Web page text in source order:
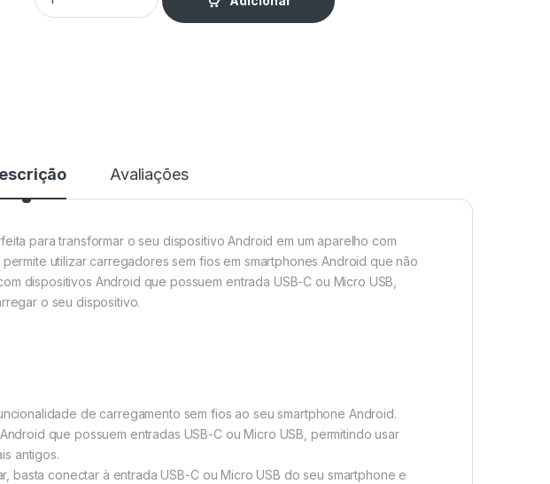
Avaliações
para transformar o seu dispositivo Android em um aparelho com
utilizar carregadores sem fios em smartphones Android que não
dispositivos Android que possuem entrada USB-C ou Micro USB,
o seu dispositivo.
de carregamento sem fios ao seu smartphone Android.
que possuem entradas USB-C ou Micro USB, permitindo usar
antigos.
basta conectar à entrada USB-C ou Micro USB do seu smartphone e